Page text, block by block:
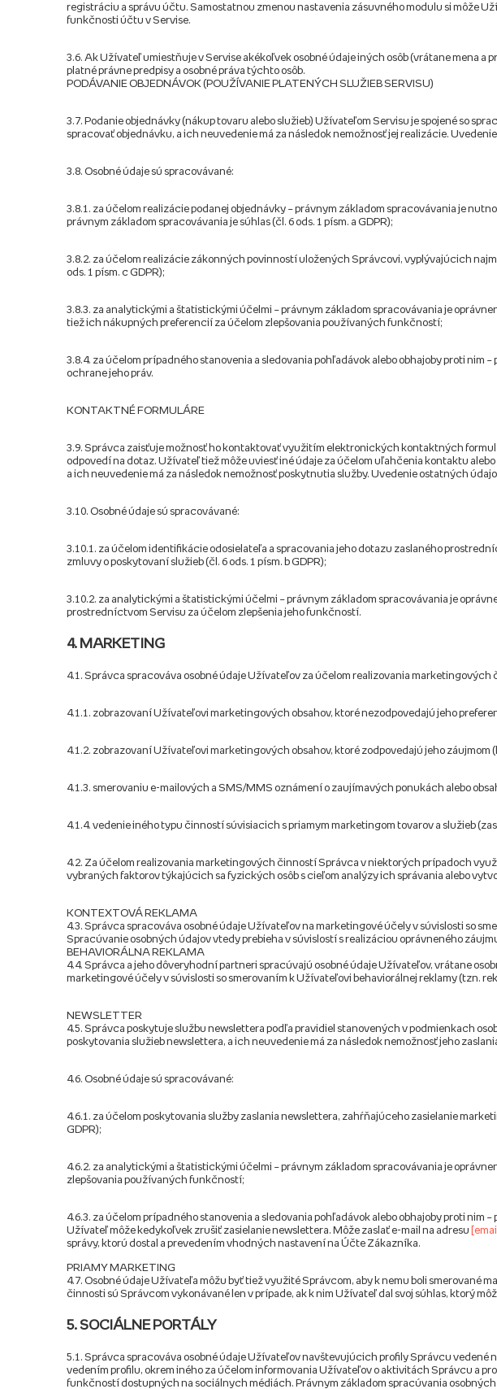
registráciu a správu účtu. Samostatnou zmenou nastavenia zásuvného modulu si môže
funkčnosti účtu v Servise.
3.6. Ak Užívateľ umiestňuje v Servise akékoľvek osobné údaje iných osôb (vrátane mena a
platné právne predpisy a osobné práva týchto osôb.
PODÁVANIE OBJEDNÁVOK (POUŽÍVANIE PLATENÝCH SLUŽIEB SERVISU)
3.7. Podanie objednávky (nákup tovaru alebo služieb) Užívateľom Servisu je spojené so
spracovať objednávku, a ich neuvedenie má za následok nemožnosť jej realizácie.
3.8. Osobné údaje sú spracovávané:
3.8.1. za účelom realizácie podanej objednávky – právnym základom spracovávania je
právnym základom spracovávania je súhlas (čl. 6 ods. 1 písm. a GDPR);
3.8.2. za účelom realizácie zákonných povinností uložených Správcovi, vyplývajúcich
ods. 1 písm. c GDPR);
3.8.3. za analytickými a štatistickými účelmi – právnym základom spracovávania je
tiež ich nákupných preferencií za účelom zlepšovania používaných funkčností;
3.8.4. za účelom prípadného stanovenia a sledovania pohľadávok alebo obhajoby proti nim
ochrane jeho práv.
KONTAKTNÉ FORMULÁRE
3.9. Správca zaisťuje možnosť ho kontaktovať využitím elektronických kontaktných
odpovedí na dotaz. Užívateľ tiež môže uviesť iné údaje za účelom uľahčenia kontaktu
a ich neuvedenie má za následok nemožnosť poskytnutia služby. Uvedenie ostatných
3.10. Osobné údaje sú spracovávané:
3.10.1. za účelom identifikácie odosielateľa a spracovania jeho dotazu zaslaného
zmluvy o poskytovaní služieb (čl. 6 ods. 1 písm. b GDPR);
3.10.2. za analytickými a štatistickými účelmi – právnym základom spracovávania je
prostredníctvom Servisu za účelom zlepšenia jeho funkčností.
4. MARKETING
4.1. Správca spracováva osobné údaje Užívateľov za účelom realizovania marketingových
4.1.1. zobrazovaní Užívateľovi marketingových obsahov, ktoré nezodpovedajú jeho
4.1.2. zobrazovaní Užívateľovi marketingových obsahov, ktoré zodpovedajú jeho záujmom
4.1.3. smerovaniu e-mailových a SMS/MMS oznámení o zaujímavých ponukách alebo
4.1.4. vedenie iného typu činností súvisiacich s priamym marketingom tovarov a služieb
4.2. Za účelom realizovania marketingových činností Správca v niektorých prípadoch
vybraných faktorov týkajúcich sa fyzických osôb s cieľom analýzy ich správania alebo
KONTEXTOVÁ REKLAMA
4.3. Správca spracováva osobné údaje Užívateľov na marketingové účely v súvislosti so
Spracúvanie osobných údajov vtedy prebieha v súvislostí s realizáciou oprávneného
BEHAVIORÁLNA REKLAMA
4.4. Správca a jeho dôveryhodní partneri spracúvajú osobné údaje Užívateľov, vrátane
marketingové účely v súvislosti so smerovaním k Užívateľovi behaviorálnej reklamy (tzn.
NEWSLETTER
4.5. Správca poskytuje službu newslettera podľa pravidiel stanovených v podmienkach
poskytovania služieb newslettera, a ich neuvedenie má za následok nemožnosť jeho
4.6. Osobné údaje sú spracovávané:
4.6.1. za účelom poskytovania služby zaslania newslettera, zahŕňajúceho zasielanie
GDPR);
4.6.2. za analytickými a štatistickými účelmi – právnym základom spracovávania je
zlepšovania používaných funkčností;
4.6.3. za účelom prípadného stanovenia a sledovania pohľadávok alebo obhajoby proti nim
Užívateľ môže kedykoľvek zrušiť zasielanie newslettera. Môže zaslať e-mail na adresu
správy, ktorú dostal a prevedením vhodných nastavení na Účte Zákazníka.
PRIAMY MARKETING
4.7. Osobné údaje Užívateľa môžu byť tiež využité Správcom, aby k nemu boli
činnosti sú Správcom vykonávané len v prípade, ak k nim Užívateľ dal svoj súhlas, ktorý
5. SOCIÁLNE PORTÁLY
5.1. Správca spracováva osobné údaje Užívateľov navštevujúcich profily Správcu vedené
vedením profilu, okrem iného za účelom informovania Užívateľov o aktivitách Správcu a
funkčností dostupných na sociálnych médiách. Právnym základom spracúvania